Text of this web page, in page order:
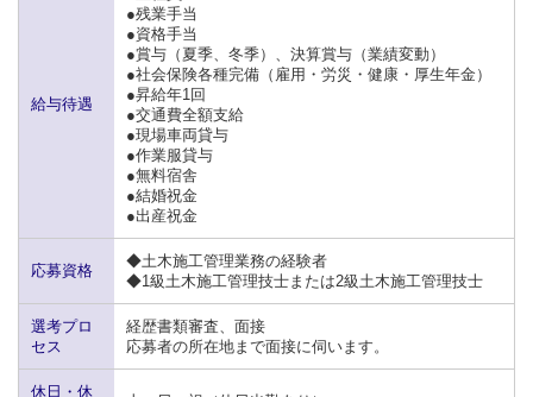
給与待遇
●残業手当
●資格手当
●賞与（夏季、冬季）、決算賞与（業績変動）
●社会保険各種完備（雇用・労災・健康・厚生年金）
●昇給年1回
●交通費全額支給
●現場車両貸与
●作業服貸与
●無料宿舎
●結婚祝金
●出産祝金
応募資格
◆土木施工管理業務の経験者
◆1級土木施工管理技士または2級土木施工管理技士
選考プロ
セス
経歴書類審査、面接
応募者の所在地まで面接に伺います。
休日・休